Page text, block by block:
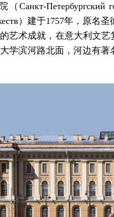
Санкт-Петербургский
）建于1757年，原
艺术成就，在意大利文
学滨河路北面，河边有著